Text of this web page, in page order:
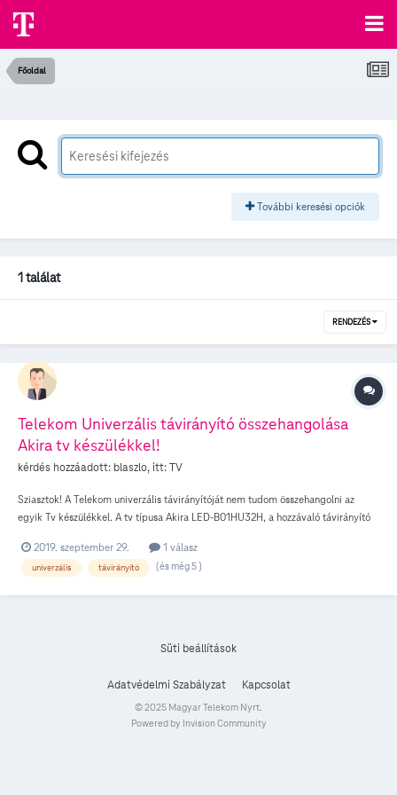
Főoldal
További keresési opciók
1 találat
RENDEZÉS
Telekom Univerzális távirányító összehangolása
Akira tv készülékkel!
kérdés hozzáadott: blaszlo, itt:TV
Sziasztok! A Telekom univerzális távirányítóját nem tudom összehangolni az
egyik Tv készülékkel. A tv típusa Akira LED-B01HU32H, a hozzávaló távirányító
márkához 0079 kód tartozik, aminek beállítására a tv készülék nem reagál.
Lenne esetleg valakinek ötlete, esetleg milyen más kóddal lehetne megpróbálni,
2019. szeptember 29. 1 válasz
univerzális távirányító (és még 5 )
Süti beállítások
Adatvédelmi Szabályzat Kapcsolat
© 2025 Magyar Telekom Nyrt.
Powered by Invision Community